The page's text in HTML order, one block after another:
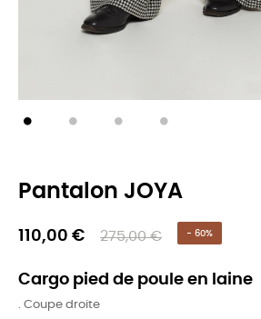
Pantalon JOYA
110,00 € 275,00 € - 60%
Cargo pied de poule en laine
. Coupe droite